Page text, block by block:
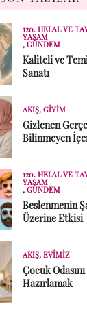
120. HELAL VE
YAŞAM
, GÜNDEM
Kaliteli ve
Sanatı
AKIŞ, GIYIM
Gizlenen
Bilinmeyen
120. HELAL VE
YAŞAM
, GÜNDEM
Beslenmenin
Üzerine Etkisi
AKIŞ, EVIMIZ
Çocuk
Hazırlamak